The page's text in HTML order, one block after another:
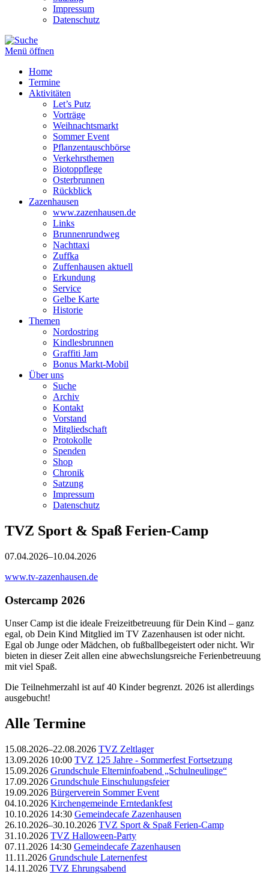
Impressum
Datenschutz
Menü öffnen
Home
Termine
Aktivitäten
Let’s Putz
Vorträge
Weihnachtsmarkt
Sommer Event
Pflanzentauschbörse
Verkehrsthemen
Biotoppflege
Osterbrunnen
Rückblick
Zazenhausen
www.zazenhausen.de
Links
Brunnenrundweg
Nachttaxi
Zuffka
Zuffenhausen aktuell
Erkundung
Service
Gelbe Karte
Historie
Themen
Nordostring
Kindlesbrunnen
Graffiti Jam
Bonus Markt-Mobil
Über uns
Suche
Archiv
Kontakt
Vorstand
Mitgliedschaft
Protokolle
Spenden
Shop
Chronik
Satzung
Impressum
Datenschutz
TVZ Sport & Spaß Ferien-Camp
07.04.2026–10.04.2026
www.tv-zazenhausen.de
Ostercamp 2026
Unser Camp ist die ideale Freizeitbetreuung für Dein Kind – ganz
egal, ob Dein Kind Mitglied im TV Zazenhausen ist oder nicht.
Egal ob Junge oder Mädchen, ob fußballbegeistert oder nicht. Wir
bieten in dieser Zeit allen eine abwechslungsreiche Ferienbetreuung
mit viel Spaß.
Die Teilnehmerzahl ist auf 40 Kinder begrenzt. 2026 ist allerdings
ausgebucht!
Alle Termine
15.08.2026–22.08.2026 TVZ Zeltlager
13.09.2026 10:00 TVZ 125 Jahre - Sommerfest Fortsetzung
15.09.2026 Grundschule Elterninfoabend „Schulneulinge“
17.09.2026 Grundschule Einschulungsfeier
19.09.2026 Bürgerverein Sommer Event
04.10.2026 Kirchengemeinde Erntedankfest
10.10.2026 14:30 Gemeindecafe Zazenhausen
26.10.2026–30.10.2026 TVZ Sport & Spaß Ferien-Camp
31.10.2026 TVZ Halloween-Party
07.11.2026 14:30 Gemeindecafe Zazenhausen
11.11.2026 Grundschule Laternenfest
14.11.2026 TVZ Ehrungsabend